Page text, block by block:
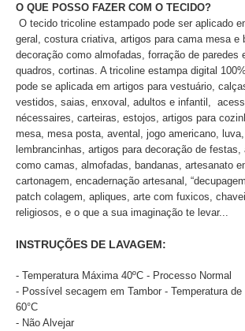
O QUE POSSO FAZER COM O TECIDO?
O tecido tricoline estampado pode ser aplicado
geral, costura criativa, artigos para cama mesa e
decoração como almofadas, forração de paredes
quadros, cortinas. A tricoline estampa digital
pode se aplicada em artigos para vestuário,
vestidos, saias, enxoval, adultos e infantil,
nécessaires, carteiras, estojos, artigos para
mesa, mesa posta, avental, jogo americano, luva,
lembrancinhas, artigos para decoração de festas,
como camas, almofadas, bandanas, artesanato
cartonagem, encadernação artesanal,
patch colagem, apliques, arte com fuxicos,
religiosos, e o que a sua imaginação te levar...
INSTRUÇÕES DE LAVAGEM:
- Temperatura Máxima 40ºC - Processo Normal
- Possível secagem em Tambor - Temperatura
60°C
- Não Alvejar